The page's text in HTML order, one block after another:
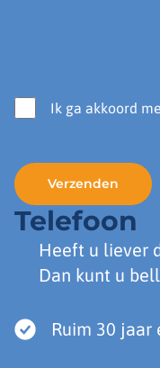
Ik ga akkoord
Telefoon
Heeft u liever
Dan kunt u
Ruim 30 jaar